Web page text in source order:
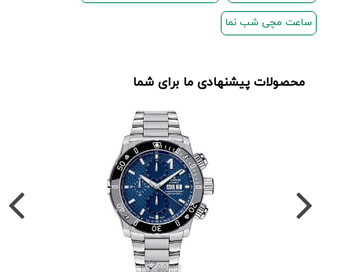
ساعت مچی شب نما
محصولات پیشنهادی ما برای شما